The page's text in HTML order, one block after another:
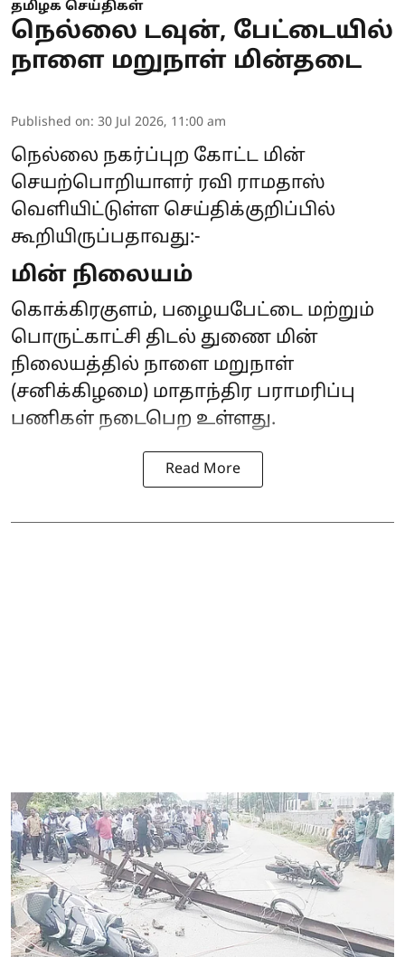
தமிழக செய்திகள்
நெல்லை டவுன், பேட்டையில்
நாளை மறுநாள் மின்தடை
Published on: 30 Jul 2026, 11:00 am
நெல்லை நகர்ப்புற கோட்ட மின்
செயற்பொறியாளர் ரவி ராமதாஸ்
வெளியிட்டுள்ள செய்திக்குறிப்பில்
கூறியிருப்பதாவது:-
மின் நிலையம்
கொக்கிரகுளம், பழையபேட்டை மற்றும்
பொருட்காட்சி திடல் துணை மின்
நிலையத்தில் நாளை மறுநாள்
(சனிக்கிழமை) மாதாந்திர பராமரிப்பு
பணிகள் நடைபெற உள்ளது.
Read More